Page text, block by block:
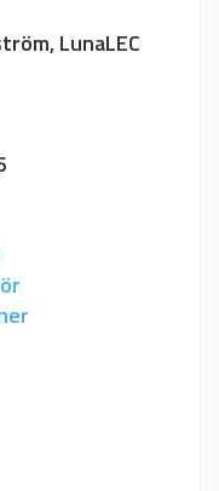
LunaLEC